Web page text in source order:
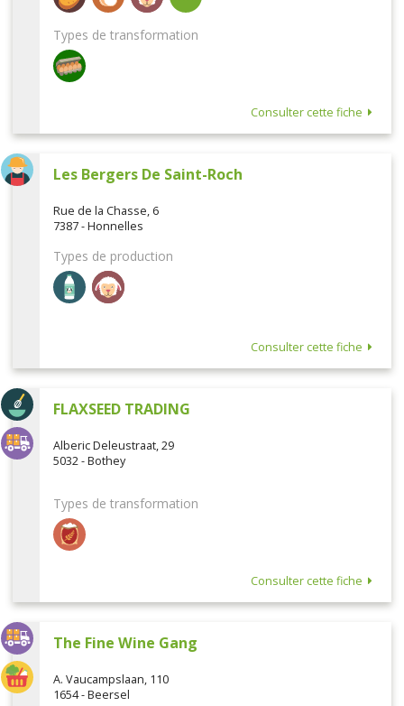
Types de transformation
Consulter cette fiche
Les Bergers De Saint-Roch
Rue de la Chasse, 6
7387 - Honnelles
Types de production
Consulter cette fiche
FLAXSEED TRADING
Alberic Deleustraat, 29
5032 - Bothey
Types de transformation
Consulter cette fiche
The Fine Wine Gang
A. Vaucampslaan, 110
1654 - Beersel